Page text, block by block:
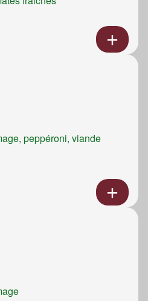
peppéroni, viande